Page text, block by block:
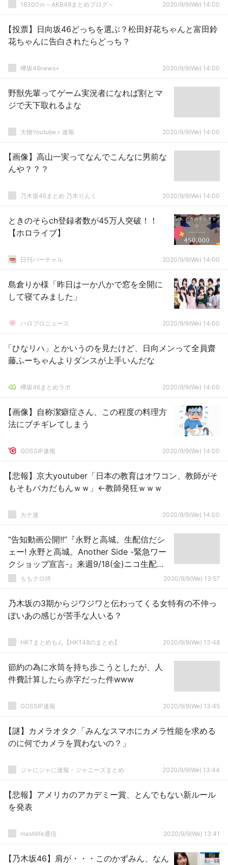
18300ｍ～AKB48まとめブログ～ 2020/9/9(We) 14:00
【投票】日向坂46どっちを選ぶ？松田好花ちゃんと富田鈴
花ちゃんに告白されたらどっち？
欅坂46news+ 2020/9/9(We) 14:00
野獣先輩ってゲーム実況者になれば割とマ
ジで天下取れるよな
大物Youtubeｒ速報 2020/9/9(We) 14:00
【画像】高山一実ってなんでこんなに男前な
んや？？？
乃木坂46まとめ 乃木りんく 2020/9/9(We) 14:00
ときのそらch登録者数が45万人突破！！
【ホロライブ】
日刊バーチャル 2020/9/9(We) 14:00
島倉りか様「昨日は一か八かで窓を全開に
して寝てみました」
ハロプロニュース 2020/9/9(We) 14:00
「ひなリハ」とかいうのを見たけど、日向メンって全員齋
藤ふーちゃんよりダンスが上手いんだな
欅坂46まとめラボ 2020/9/9(We) 14:00
【画像】自称潔癖症さん、この程度の料理方
法にブチギレてしまう
GOSSIP速報 2020/9/9(We) 14:00
【悲報】京大youtuber「日本の教育はオワコン、教師がそ
もそもバカだもんｗｗ」←教師発狂ｗｗｗ
カナ速 2020/9/9(We) 14:00
“告知動画公開!!”『永野と高城。生配信だシ
ェー! 永野と高城。Another Side -緊急ワー
クショップ宣言-』来週9/18(金)ニコ生配
信！ももクロ侍 2020/9/9(We) 13:57
乃木坂の3期からジワジワと伝わってくる女特有の不仲っ
ぽいあの感じが苦手な人いる？
HKTまとめもん【HKT48のまとめ】 2020/9/9(We) 13:48
節約の為に水筒を持ち歩こうとしたが、人
件費計算したら赤字だった件www
GOSSIP速報 2020/9/9(We) 13:45
【謎】カメラオタク「みんなスマホにカメラ性能を求める
のに何でカメラを買わないの？」
ジャにジャに速報 - ジャニーズまとめ 2020/9/9(We) 13:44
【悲報】アメリカのアカデミー賞、とんでもない新ルール
を発表
mashlife通信 2020/9/9(We) 13:41
【乃木坂46】肩が・・・このかずみん、なん